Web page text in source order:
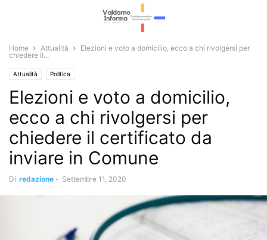
Home Attualità
Elezioni e voto a domicilio, ecco a chi rivolgersi per
chiedere il...
Attualità Politica
Elezioni e voto a domicilio,
ecco a chi rivolgersi per
chiedere il certificato da
inviare in Comune
Di redazione - Settembre 11, 2020